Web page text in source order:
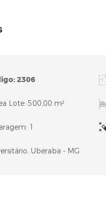
2306
Lote: 500,00 m²
1
Uberaba - MG